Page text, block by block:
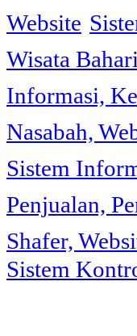
Website
Wisata
Informasi,
Nasabah,
Sistem
Penjualan,
Shafer,
Sistem